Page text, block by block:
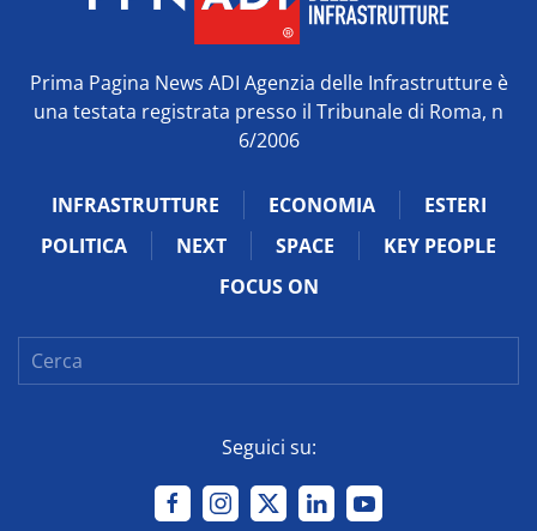
Prima Pagina News ADI Agenzia delle Infrastrutture è
una testata registrata presso il Tribunale di Roma, n
6/2006
INFRASTRUTTURE ECONOMIA
ESTERI
POLITICA
NEXT SPACE
KEY PEOPLE
FOCUS ON
Seguici su: